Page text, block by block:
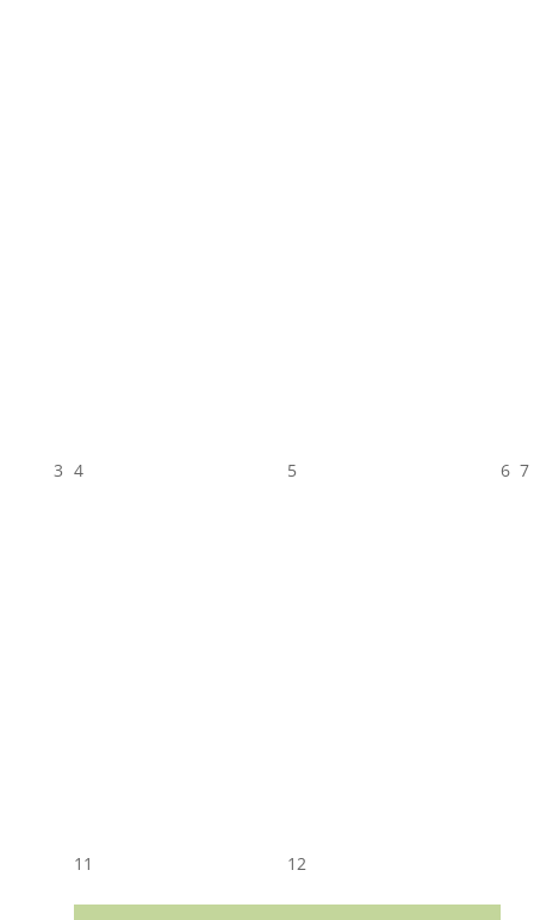
3 4 5 6 7
11 12